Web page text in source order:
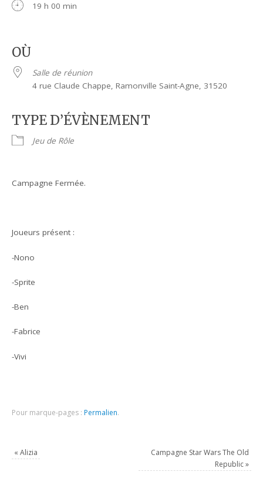
19 h 00 min
OÙ
Salle de réunion
4 rue Claude Chappe, Ramonville Saint-Agne, 31520
TYPE D’ÉVÈNEMENT
Jeu de Rôle
Campagne Fermée.
Joueurs présent :
-Nono
-Sprite
-Ben
-Fabrice
-Vivi
Pour marque-pages : Permalien.
« Alizia
Campagne Star Wars The Old
Republic»